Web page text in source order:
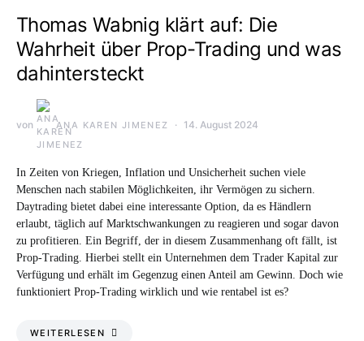
Thomas Wabnig klärt auf: Die
Wahrheit über Prop-Trading und was
dahintersteckt
von ANA KAREN JIMENEZ 14. August 2024
In Zeiten von Kriegen, Inflation und Unsicherheit suchen viele
Menschen nach stabilen Möglichkeiten, ihr Vermögen zu sichern.
Daytrading bietet dabei eine interessante Option, da es Händlern
erlaubt, täglich auf Marktschwankungen zu reagieren und sogar davon
zu profitieren. Ein Begriff, der in diesem Zusammenhang oft fällt, ist
Prop-Trading. Hierbei stellt ein Unternehmen dem Trader Kapital zur
Verfügung und erhält im Gegenzug einen Anteil am Gewinn. Doch wie
funktioniert Prop-Trading wirklich und wie rentabel ist es?
WEITERLESEN